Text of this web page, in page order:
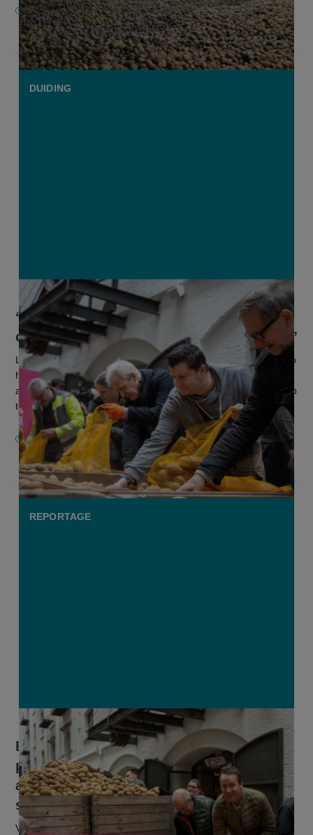
22 APRIL 2026
“Producentenorganisatie kan dergelijke
crisis in aardappelteelt niet voorkomen”
Landbouworganisaties reageren met gemengde gevoelens op
het voorstel van landbouwminister Jo Brouns (cd&v) om in de
aardappelsector een of meerdere producentenorganisaties op
te richten...
22 APRIL 2026
DUIDING
Brouns pleit voor
producentenorganisatie voor
aardappelsector: “Boeren moeten
sterker staan in de markt"
Vlaams minister van Landbouw Jo Brouns (cd&v) wil dat er in
REPORTAGE